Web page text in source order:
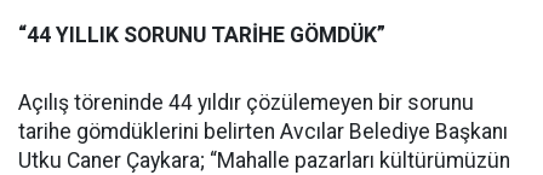
“44 YILLIK SORUNU TARİHE GÖMDÜK”
Açılış töreninde 44 yıldır çözülemeyen bir sorunu
tarihe gömdüklerini belirten Avcılar Belediye Başkanı
Utku Caner Çaykara; “Mahalle pazarları kültürümüzün